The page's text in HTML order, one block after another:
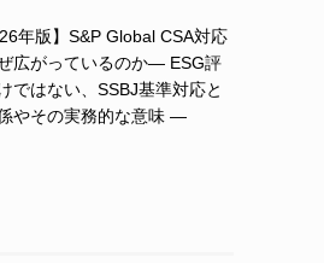
年版】S&P Global CSA対応
広がっているのか― ESG評
ではない、SSBJ基準対応と
やその実務的な意味 ―